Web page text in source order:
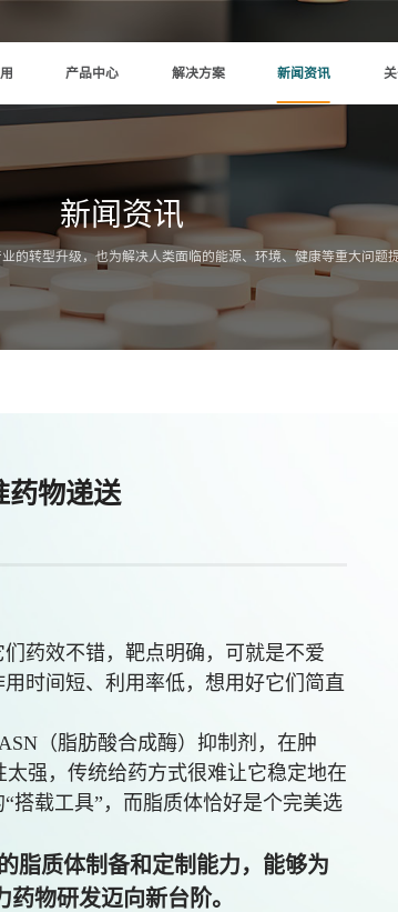
产品中心 解决方案 新闻资讯
新闻资讯
的转型升级，也为解决人类面临的能源、环境、健康等重大问题
药物递送
药效不错，靶点明确，可就是不爱
时间短、利用率低，想用好它们简直
（脂肪酸合成酶）抑制剂，在肿
强，传统给药方式很难让它稳定地在
搭载工具”，而脂质体恰好是个完美选
脂质体制备和定制能力，能够为
物研发迈向新台阶。